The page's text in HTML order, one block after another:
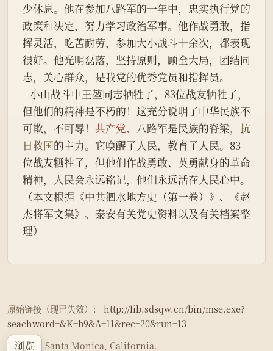
浏览
少休息。他在参加八路军的一年中，忠实执行党的
政策和决定，努力学习政治军事。他作战勇敢，指
挥灵活，吃苦耐劳，参加大小战斗十余次，都表现
很好。他光明磊落，坚持原则，顾全大局，团结同
志，关心群众，是我党的优秀党员和指挥员。
但他们的精神是不朽的！这充分说明了中华民族不
可欺，不可辱！ 共产党、八路军是民族的脊梁， 抗
日救国的主力。它唤醒了人民，教育了人民。83
位战友牺牲了，但他们作战勇敢、英勇献身的革命
精神，人民会永远铭记，他们永远活在人民心中。
（本文根据《中共泗水地方史（第一卷）》、《赵
杰将军文集》、泰安有关党史资料以及有关档案整
理）
原始链接（现已失效）：
http://lib.sdsqw.cn/bin/mse.exe?
seachword=&K=b9&A=11&rec=20&run=13
Made in Santa Monica, California.